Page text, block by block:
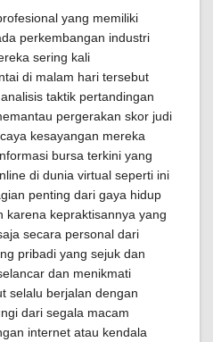
yang memiliki
perkembangan industri
sering kali
di malam hari tersebut
taktik pertandingan
pergerakan skor judi
kesayangan mereka
bursa terkini yang
di dunia virtual seperti ini
penting dari gaya hidup
karena kepraktisannya yang
secara personal dari
pribadi yang sejuk dan
dan menikmati
selalu berjalan dengan
dari segala macam
internet atau kendala